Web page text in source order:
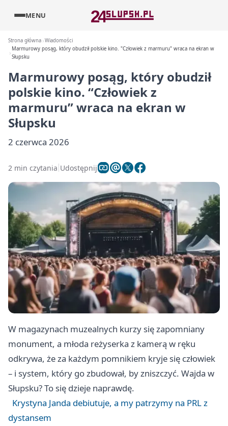
MENU
Strona główna Wiadomości
Marmurowy posąg, który obudził polskie kino. "Człowiek z marmuru" wraca na ekran w
Słupsku
Marmurowy posąg, który obudził
polskie kino. “Człowiek z
marmuru” wraca na ekran w
Słupsku
2 czerwca 2026
2 min czytania Udostępnij
W magazynach muzealnych kurzy się zapomniany
monument, a młoda reżyserka z kamerą w ręku
odkrywa, że za każdym pomnikiem kryje się człowiek
– i system, który go zbudował, by zniszczyć. Wajda w
Słupsku? To się dzieje naprawdę.
Krystyna Janda debiutuje, a my patrzymy na PRL z
dystansem